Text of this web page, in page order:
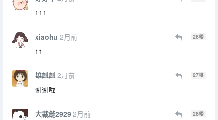
111
xiaohu 2月前 26楼
11
雄赳赳 2月前 27楼
谢谢啦
大裁缝2929 2月前 28楼